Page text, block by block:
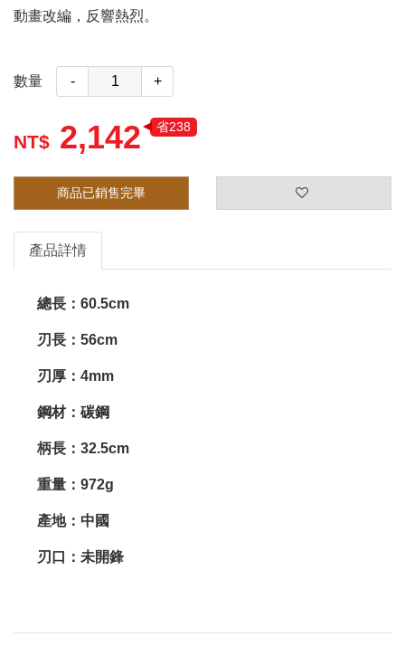
動畫改編，反響熱烈。
數量 - +
2,142 省238
商品已銷售完畢
產品詳情
總長：60.5cm
刃長：56cm
刃厚：4mm
鋼材：碳鋼
柄長：32.5cm
重量：972g
產地：中國
刃口：未開鋒